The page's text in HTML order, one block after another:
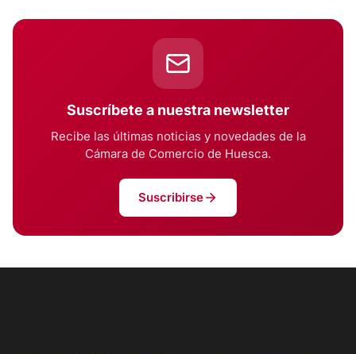
Suscríbete a nuestra newsletter
Recibe las últimas noticias y novedades de la
Cámara de Comercio de Huesca.
Suscribirse